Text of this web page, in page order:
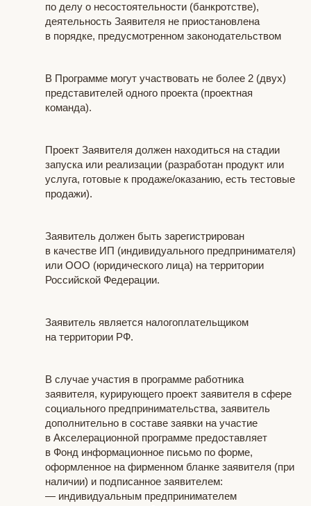
по делу о несостоятельности (банкротстве),
деятельность Заявителя не приостановлена
в порядке, предусмотренном законодательством
В Программе могут участвовать не более 2 (двух)
представителей одного проекта (проектная
команда).
Проект Заявителя должен находиться на стадии
запуска или реализации (разработан продукт или
услуга, готовые к продаже/оказанию, есть тестовые
продажи).
Заявитель должен быть зарегистрирован
в качестве ИП (индивидуального предпринимателя)
или ООО (юридического лица) на территории
Российской Федерации.
Заявитель является налогоплательщиком
на территории РФ.
В случае участия в программе работника
заявителя, курирующего проект заявителя в сфере
социального предпринимательства, заявитель
дополнительно в составе заявки на участие
в Акселерационной программе предоставляет
в Фонд информационное письмо по форме,
оформленное на фирменном бланке заявителя (при
наличии) и подписанное заявителем:
— индивидуальным предпринимателем